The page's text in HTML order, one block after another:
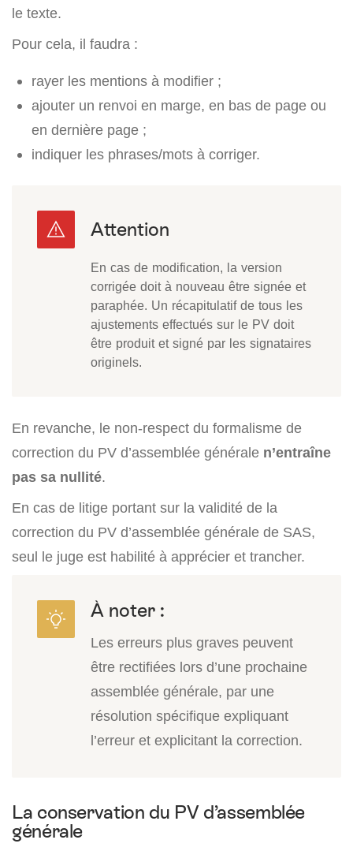
le texte.
Pour cela, il faudra :
rayer les mentions à modifier ;
ajouter un renvoi en marge, en bas de page ou
en dernière page ;
indiquer les phrases/mots à corriger.
En cas de modification, la version
corrigée doit à nouveau être signée et
paraphée. Un récapitulatif de tous les
ajustements effectués sur le PV doit
être produit et signé par les signataires
originels.
En revanche, le non-respect du formalisme de
correction du PV d’assemblée générale n’entraîne
pas sa nullité.
En cas de litige portant sur la validité de la
correction du PV d’assemblée générale de SAS,
seul le juge est habilité à apprécier et trancher.
À noter :
Les erreurs plus graves peuvent
être rectifiées lors d’une prochaine
assemblée générale, par une
résolution spécifique expliquant
l’erreur et explicitant la correction.
La conservation du PV d’assemblée
générale